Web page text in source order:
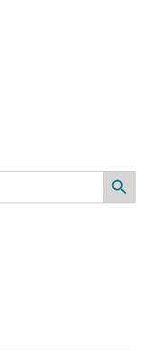
Search Button